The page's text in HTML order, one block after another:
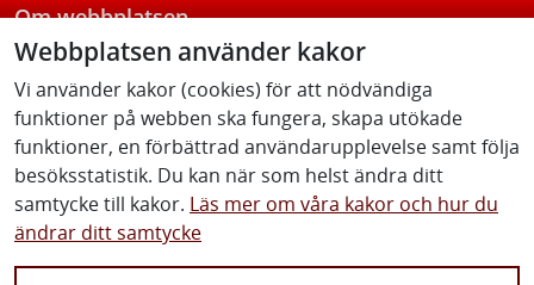
Webbplatsen använder kakor
Vi använder kakor (cookies) för att nödvändiga
funktioner på webben ska fungera, skapa utökade
funktioner, en förbättrad användarupplevelse samt följa
besöksstatistik. Du kan när som helst ändra ditt
samtycke till kakor. Läs mer om våra kakor och hur du
ändrar ditt samtycke
Om webbplatsen
Tillgänglighetsredogörelse
Följ oss
Facebook Youtube